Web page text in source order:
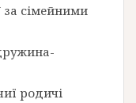
за сімейними
родичі